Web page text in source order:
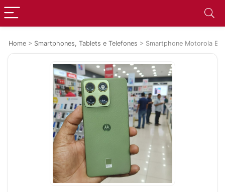
Home > Smartphones, Tablets e Telefones > Smartphone Motorola